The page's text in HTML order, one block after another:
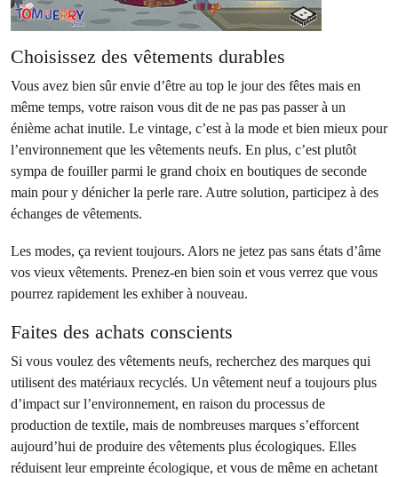
Choisissez des vêtements durables
Vous avez bien sûr envie d’être au top le jour des fêtes mais en
même temps, votre raison vous dit de ne pas pas passer à un
énième achat inutile. Le vintage, c’est à la mode et bien mieux pour
l’environnement que les vêtements neufs. En plus, c’est plutôt
sympa de fouiller parmi le grand choix en boutiques de seconde
main pour y dénicher la perle rare. Autre solution, participez à des
échanges de vêtements.
Les modes, ça revient toujours. Alors ne jetez pas sans états d’âme
vos vieux vêtements. Prenez-en bien soin et vous verrez que vous
pourrez rapidement les exhiber à nouveau.
Faites des achats conscients
Si vous voulez des vêtements neufs, recherchez des marques qui
utilisent des matériaux recyclés. Un vêtement neuf a toujours plus
d’impact sur l’environnement, en raison du processus de
production de textile, mais de nombreuses marques s’efforcent
aujourd’hui de produire des vêtements plus écologiques. Elles
réduisent leur empreinte écologique, et vous de même en achetant